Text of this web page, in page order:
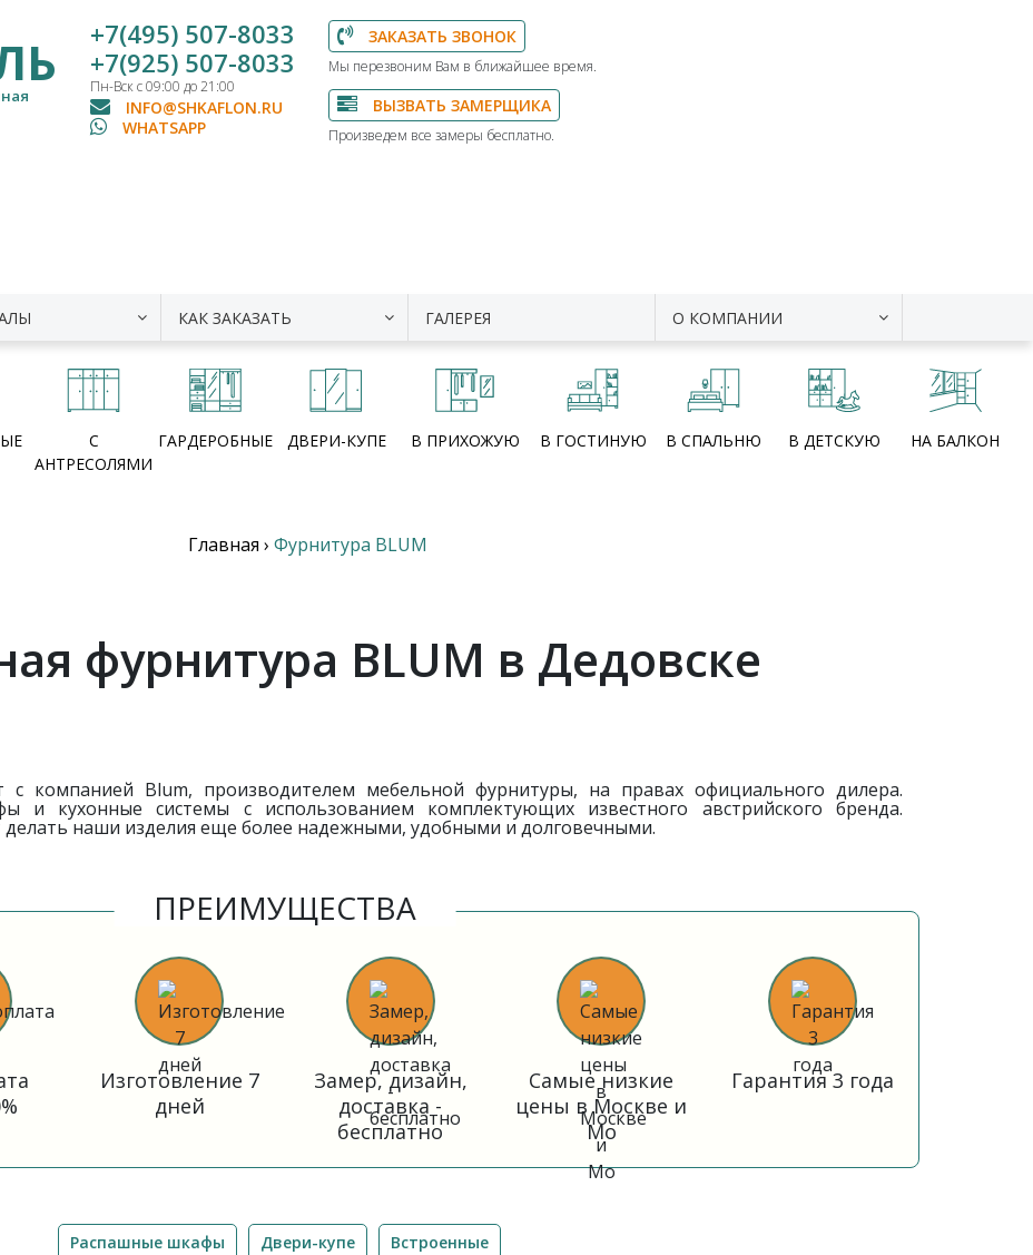
+7(495) 507-8033
+7(925) 507-8033
Пн-Вск с 09:00 до 21:00
INFO@SHKAFLON.RU
WHATSAPP
ЗАКАЗАТЬ ЗВОНОК
Мы перезвоним Вам в ближайшее время.
ВЫЗВАТЬ ЗАМЕРЩИКА
Произведем все замеры бесплатно.
КАК ЗАКАЗАТЬ ГАЛЕРЕЯ О КОМПАНИИ
С
АНТРЕСОЛЯМИ
ГАРДЕРОБНЫЕ ДВЕРИ-КУПЕ В ПРИХОЖУЮ В ГОСТИНУЮ В СПАЛЬНЮ В ДЕТСКУЮ НА БАЛКОН
Главная › Фурнитура BLUM
фурнитура BLUM в Дедовске
с компанией Blum, производителем мебельной фурнитуры, на правах официального дилера.
и кухонные системы с использованием комплектующих известного австрийского бренда.
наши изделия еще более надежными, удобными и долговечными.
ПРЕИМУЩЕСТВА
Изготовление 7
дней
Замер, дизайн,
доставка -
бесплатно
Самые низкие
цены в Москве и
Мо
Гарантия 3 года
Распашные шкафы Двери-купе Встроенные